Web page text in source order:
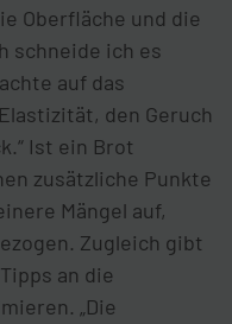
Oberfläche und die
schneide ich es
auf das
den Geruch
Ist ein Brot
zusätzliche Punkte
Mängel auf,
Zugleich gibt
an die
„Die